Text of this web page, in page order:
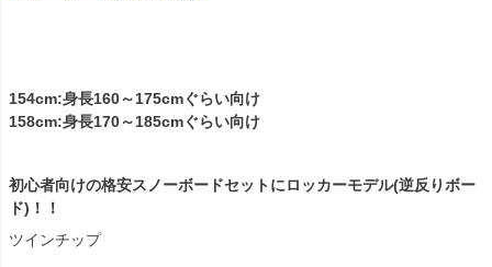
154cm:身長160～175cmぐらい向け
158cm:身長170～185cmぐらい向け
初心者向けの格安スノーボードセットにロッカーモデル(逆反りボー
ド)！！
ツインチップ